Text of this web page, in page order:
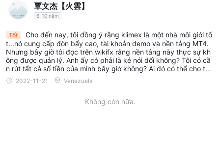
覃文杰【火雲】
6-10 năm
Tốt
Cho đến nay, tôi đồng ý rằng klimex là một nhà môi giới tố
t...nó cung cấp đòn bẩy cao, tài khoản demo và nền tảng MT4.
Nhưng bây giờ tôi đọc trên wikifx rằng nền tảng này thực sự kh
ông được quản lý. Anh ấy có phải là kẻ nói dối không? Tôi có cầ
n rút tất cả số tiền của mình bây giờ không? Ai đó có thể cho tôi
biết câu trả lời?
2022-11-21 Venezuela
Không còn nữa.